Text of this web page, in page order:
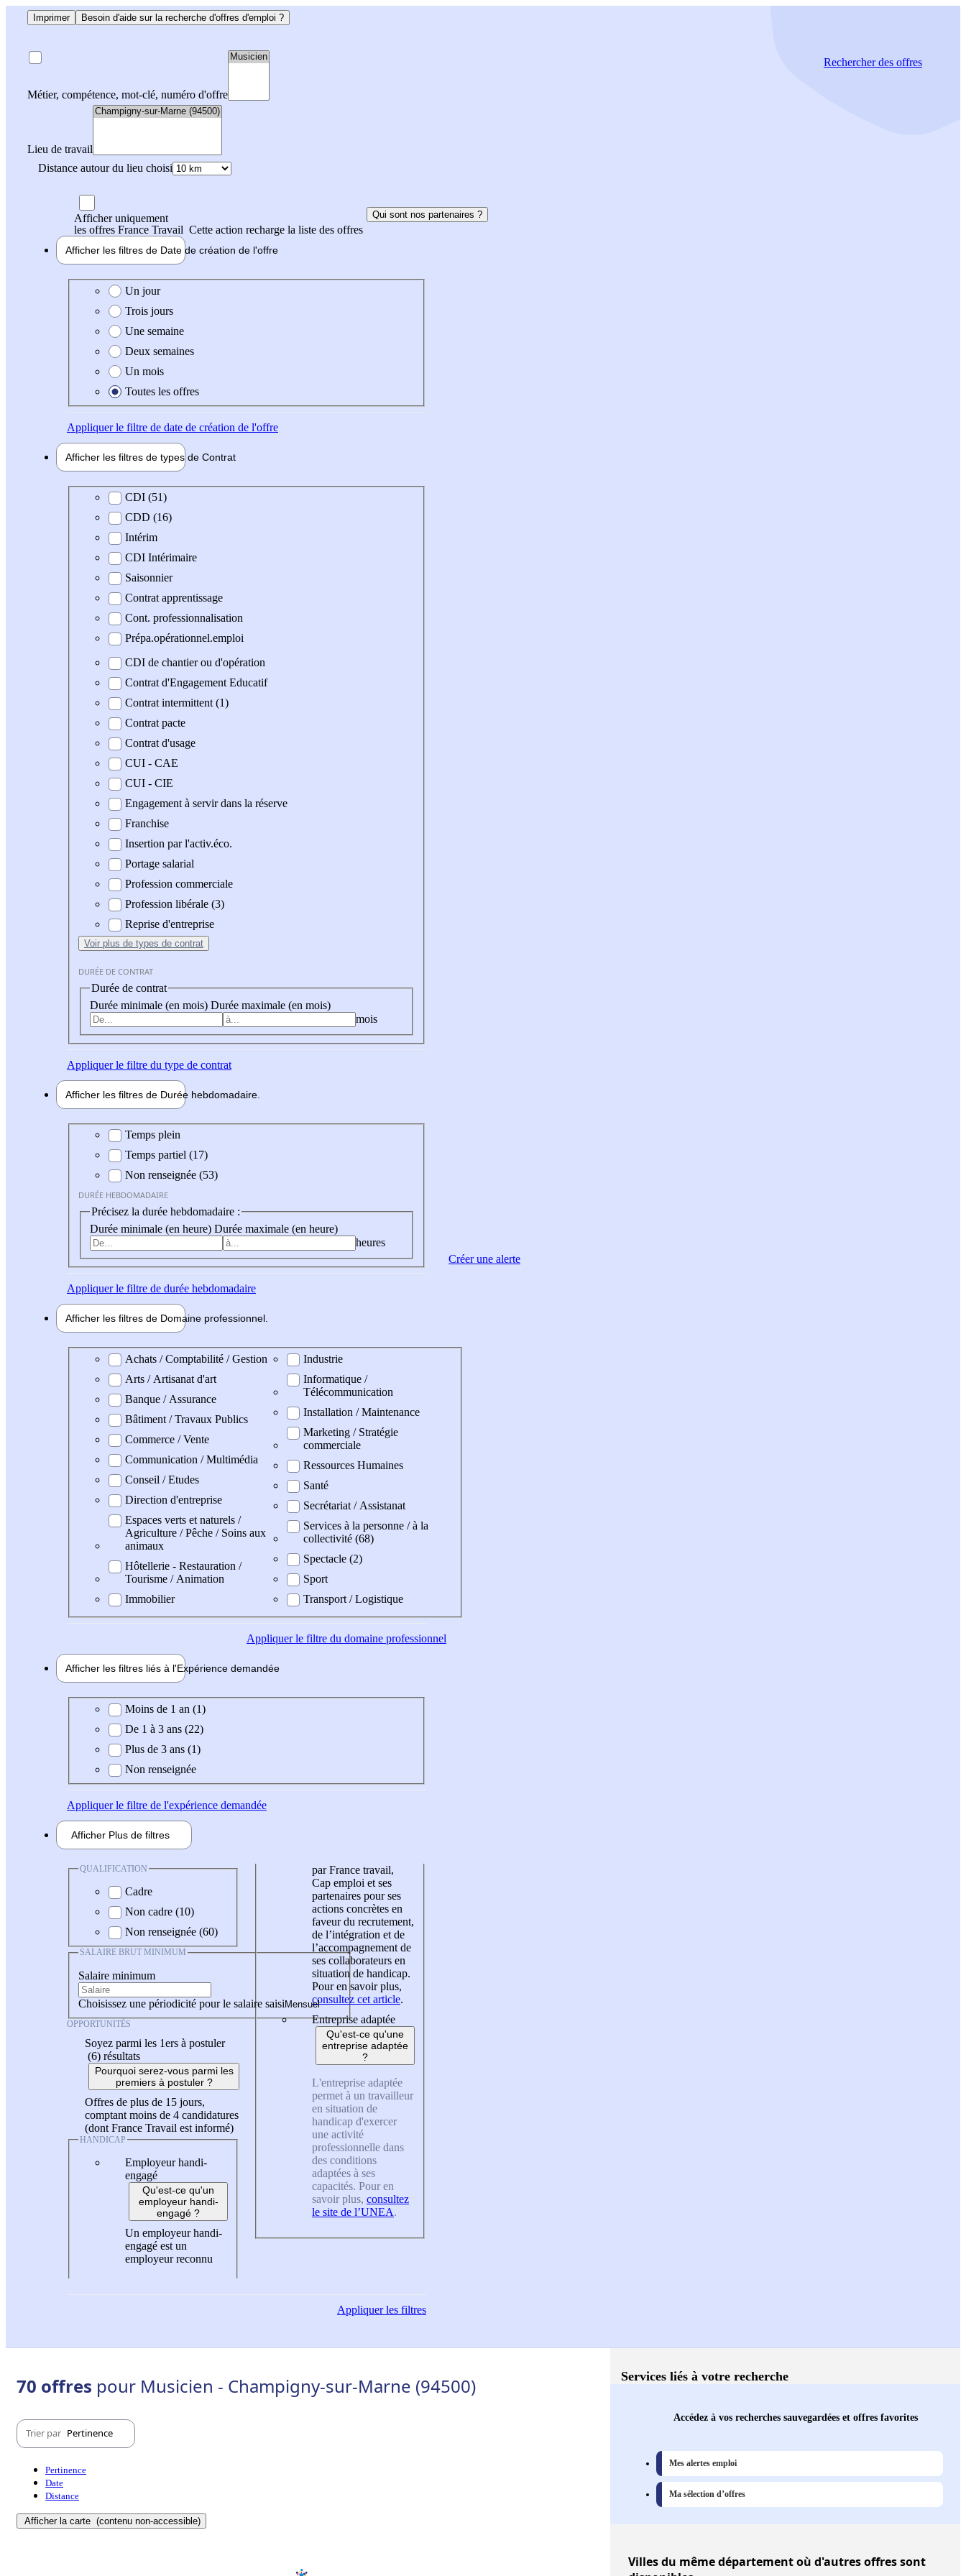
Imprimer Besoin d'aide sur la recherche d'offres d'emploi ?
Métier, compétence, mot-clé, numéro d'offre
Lieu de travail
Distance autour du lieu choisi
Rechercherdes offres
Afficher uniquement
les offres France Travail Cette action recharge la liste des offres
Qui sont nos partenaires ?
Afficher les filtres de Date de création de l'offre
Date de création de l'offre
Un jour
Trois jours
Une semaine
Deux semaines
Un mois
Toutes les offres
Appliquerle filtre de date de création de l'offre
Afficher les filtres de types de Contrat
Type de contratCDI (51)
CDD (16)
Intérim
CDI Intérimaire
Saisonnier
Contrat apprentissage
Cont. professionnalisation
Prépa.opérationnel.emploi
CDI de chantier ou d'opération
Contrat d'Engagement Educatif
Contrat intermittent (1)
Contrat pacte
Contrat d'usage
CUI - CAE
CUI - CIE
Engagement à servir dans la réserve
Franchise
Insertion par l'activ.éco.
Portage salarial
Profession commerciale
Profession libérale (3)
Reprise d'entreprise
Voir plus de types de contrat
DURÉE DE CONTRAT
Durée de contrat
Durée minimale (en mois) Durée maximale (en mois)
mois
Appliquerle filtre du type de contrat
Afficher les filtres de Durée hebdomadaire
Durée hebdomadaire
Temps plein
Temps partiel (17)
Non renseignée (53)
DURÉE HEBDOMADAIRE
Précisez la durée hebdomadaire :
Durée minimale (en heure) Durée maximale (en heure)
heures
Appliquerle filtre de durée hebdomadaire
Afficher les filtres de Domaine professionnel
Domaine professionel
Achats / Comptabilité / Gestion
Arts / Artisanat d'art
Banque / Assurance
Bâtiment / Travaux Publics
Commerce / Vente
Communication / Multimédia
Conseil / Etudes
Direction d'entreprise
Espaces verts et naturels /
Agriculture / Pêche / Soins aux
animaux
Hôtellerie - Restauration /
Tourisme / Animation
Immobilier
Industrie
Informatique /
Télécommunication
Installation / Maintenance
Marketing / Stratégie
commerciale
Ressources Humaines
Santé
Secrétariat / Assistanat
Services à la personne / à la
collectivité (68)
Spectacle (2)
Sport
Transport / Logistique
Appliquerle filtre du domaine professionnel
Afficher les filtres liés à l'Expérience demandée
Expérience demandée
Moins de 1 an (1)
De 1 à 3 ans (22)
Plus de 3 ans (1)
Non renseignée
Appliquerle filtre de l'expérience demandée
Afficher Plus de filtres
QUALIFICATION
Cadre
Non cadre (10)
Non renseignée (60)
SALAIRE BRUT MINIMUM
Salaire minimum
Choisissez une périodicité pour le salaire saisi
OPPORTUNITÉS
Soyez parmi les 1ers à postuler
(6) résultats
Pourquoi serez-vous parmi les
premiers à postuler ?
Offres de plus de 15 jours,
comptant moins de 4 candidatures
(dont France Travail est informé)
HANDICAP
Employeur handi-
engagé
Qu'est-ce qu'un
employeur handi-
engagé ?
Un employeur handi-
engagé est un
employeur reconnu
par France travail,
Cap emploi et ses
partenaires pour ses
actions concrètes en
faveur du recrutement,
de l’intégration et de
l’accompagnement de
ses collaborateurs en
situation de handicap.
Pour en savoir plus,
consultez cet article.
Entreprise adaptée
Qu'est-ce qu'une
entreprise adaptée
?
L'entreprise adaptée
permet à un travailleur
en situation de
handicap d'exercer
une activité
professionnelle dans
des conditions
adaptées à ses
capacités. Pour en
savoir plus, consultez
le site de l’UNEA.
Appliquerles filtres
Créer une alerte
70 offres pour Musicien - Champigny-sur-Marne (94500)
Trier par Pertinence
Pertinence
Date
Distance
Afficher la carte (contenu non-accessible)
Services liés à votre recherche
Accédez à vos recherches sauvegardées et offres favorites
Mes alertes emploi
Ma sélection d’offres
Villesdu même département où d'autres offres sont